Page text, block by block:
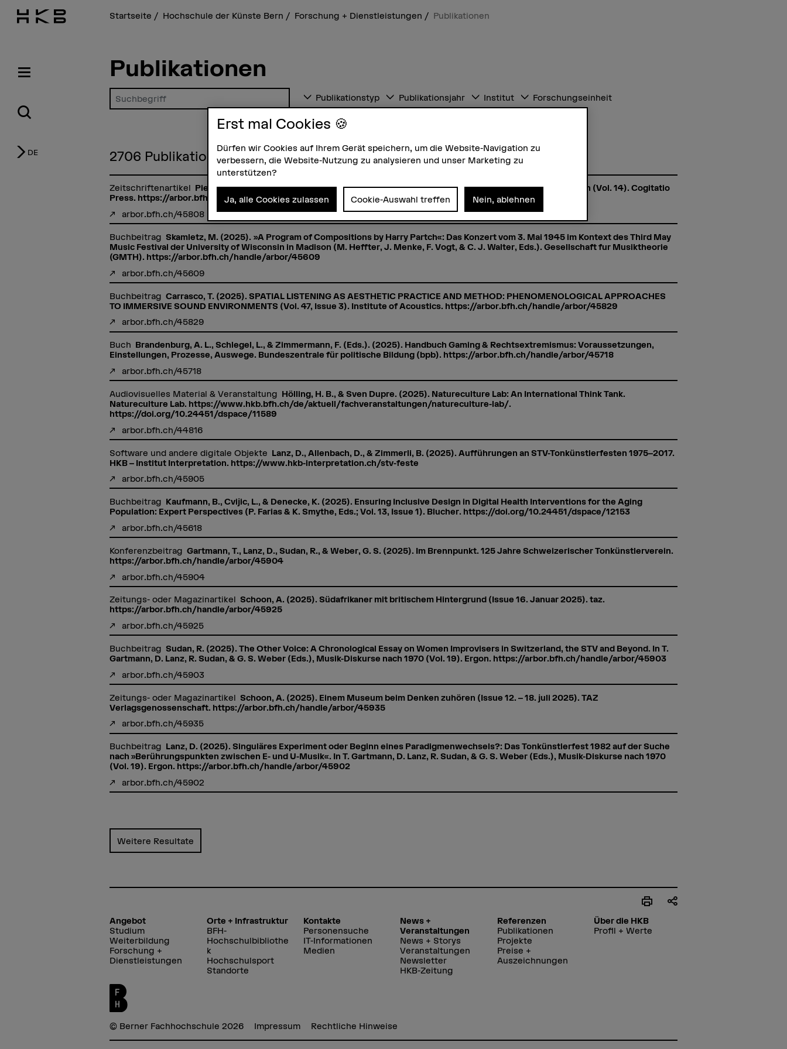
DE
Startseite Hochschule der Künste Bern Forschung + Dienstleistungen Publikationen
Publikationen
Suchbegriff eingeben
Publikationstyp Publikationsjahr Institut Forschungseinheit
2706 Publikationen
Zeitschriftenartikel Pierri, P. (2026). Creativity or Institutionalization? Beyond the Dualism in Democratic Innovation (Vol. 14). Cogitatio
Press. https://arbor.bfh.ch/handle/arbor/45808
arbor.bfh.ch/45808
Buchbeitrag Skamletz, M. (2025). »A Program of Compositions by Harry Partch«: Das Konzert vom 3. Mai 1945 im Kontext des Third May
Music Festival der University of Wisconsin in Madison (M. Heffter, J. Menke, F. Vogt, & C. J. Walter, Eds.). Gesellschaft fur Musiktheorie
(GMTH). https://arbor.bfh.ch/handle/arbor/45609
arbor.bfh.ch/45609
Buchbeitrag Carrasco, T. (2025). SPATIAL LISTENING AS AESTHETIC PRACTICE AND METHOD: PHENOMENOLOGICAL APPROACHES
TO IMMERSIVE SOUND ENVIRONMENTS (Vol. 47, Issue 3). Institute of Acoustics. https://arbor.bfh.ch/handle/arbor/45829
arbor.bfh.ch/45829
Buch Brandenburg, A. L., Schlegel, L., & Zimmermann, F. (Eds.). (2025). Handbuch Gaming & Rechtsextremismus: Voraussetzungen,
Einstellungen, Prozesse, Auswege. Bundeszentrale für politische Bildung (bpb). https://arbor.bfh.ch/handle/arbor/45718
arbor.bfh.ch/45718
Audiovisuelles Material & Veranstaltung Hölling, H. B., & Sven Dupre. (2025). Natureculture Lab: An International Think Tank.
Natureculture Lab. https://www.hkb.bfh.ch/de/aktuell/fachveranstaltungen/natureculture-lab/.
https://doi.org/10.24451/dspace/11589
arbor.bfh.ch/44816
Software und andere digitale Objekte Lanz, D., Allenbach, D., & Zimmerli, B. (2025). Aufführungen an STV-Tonkünstlerfesten 1975–2017.
HKB – Institut Interpretation. https://www.hkb-interpretation.ch/stv-feste
arbor.bfh.ch/45905
Buchbeitrag Kaufmann, B., Cvijic, L., & Denecke, K. (2025). Ensuring Inclusive Design in Digital Health Interventions for the Aging
Population: Expert Perspectives (P. Farias & K. Smythe, Eds.; Vol. 13, Issue 1). Blucher. https://doi.org/10.24451/dspace/12153
arbor.bfh.ch/45618
Konferenzbeitrag Gartmann, T., Lanz, D., Sudan, R., & Weber, G. S. (2025). Im Brennpunkt. 125 Jahre Schweizerischer Tonkünstlerverein.
https://arbor.bfh.ch/handle/arbor/45904
arbor.bfh.ch/45904
Zeitungs- oder Magazinartikel Schoon, A. (2025). Südafrikaner mit britischem Hintergrund (Issue 16. Januar 2025). taz.
https://arbor.bfh.ch/handle/arbor/45925
arbor.bfh.ch/45925
Buchbeitrag Sudan, R. (2025). The Other Voice: A Chronological Essay on Women Improvisers in Switzerland, the STV and Beyond. In T.
Gartmann, D. Lanz, R. Sudan, & G. S. Weber (Eds.), Musik-Diskurse nach 1970 (Vol. 19). Ergon. https://arbor.bfh.ch/handle/arbor/45903
arbor.bfh.ch/45903
Zeitungs- oder Magazinartikel Schoon, A. (2025). Einem Museum beim Denken zuhören (Issue 12. – 18. juli 2025). TAZ
Verlagsgenossenschaft. https://arbor.bfh.ch/handle/arbor/45935
arbor.bfh.ch/45935
Buchbeitrag Lanz, D. (2025). Singuläres Experiment oder Beginn eines Paradigmenwechsels?: Das Tonkünstlerfest 1982 auf der Suche
nach »Berührungspunkten zwischen E- und U-Musik«. In T. Gartmann, D. Lanz, R. Sudan, & G. S. Weber (Eds.), Musik-Diskurse nach 1970
(Vol. 19). Ergon. https://arbor.bfh.ch/handle/arbor/45902
arbor.bfh.ch/45902
Weitere Resultate
Angebot
Studium
Weiterbildung
Forschung +
Dienstleistungen
Orte + Infrastruktur
BFH-
Hochschulbibliothe
k
Hochschulsport
Standorte
Kontakte
Personensuche
IT-Informationen
Medien
News +
Veranstaltungen
News + Storys
Veranstaltungen
Newsletter
HKB-Zeitung
Referenzen
Publikationen
Projekte
Preise +
Auszeichnungen
Über die HKB
Profil + Werte
© Berner Fachhochschule 2026 Impressum Rechtliche Hinweise
Erst mal Cookies 🍪
Dürfen wir Cookies auf Ihrem Gerät speichern, um die Website-Navigation zu
verbessern, die Website-Nutzung zu analysieren und unser Marketing zu
unterstützen?
Ja, alle Cookies zulassen Cookie-Auswahl treffen Nein, ablehnen